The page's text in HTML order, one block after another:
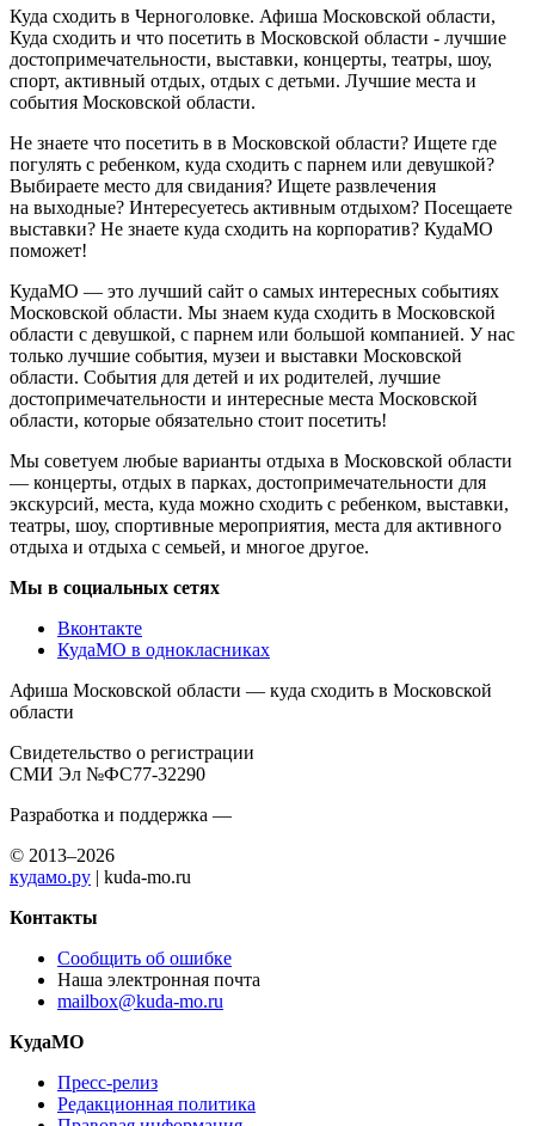
Куда сходить в Черноголовке. Афиша Московской области,
Куда сходить и что посетить в Московской области - лучшие
достопримечательности, выставки, концерты, театры, шоу,
спорт, активный отдых, отдых с детьми. Лучшие места и
события Московской области.
Не знаете что посетить в в Московской области? Ищете где
погулять с ребенком, куда сходить с парнем или девушкой?
Выбираете место для свидания? Ищете развлечения
на выходные? Интересуетесь активным отдыхом? Посещаете
выставки? Не знаете куда сходить на корпоратив? КудаМО
поможет!
КудаМО — это лучший сайт о самых интересных событиях
Московской области. Мы знаем куда сходить в Московской
области с девушкой, с парнем или большой компанией. У нас
только лучшие события, музеи и выставки Московской
области. События для детей и их родителей, лучшие
достопримечательности и интересные места Московской
области, которые обязательно стоит посетить!
Мы советуем любые варианты отдыха в Московской области
— концерты, отдых в парках, достопримечательности для
экскурсий, места, куда можно сходить с ребенком, выставки,
театры, шоу, спортивные мероприятия, места для активного
отдыха и отдыха с семьей, и многое другое.
Мы в социальных сетях
Вконтакте
КудаМО в однокласниках
Афиша Московской области — куда сходить в Московской
области
Свидетельство о регистрации
СМИ Эл №ФС77-32290
Разработка и поддержка —
© 2013–2026
кудамо.ру | kuda-mo.ru
Контакты
Сообщить об ошибке
Наша электронная почта
mailbox@kuda-mo.ru
КудаМО
Пресс-релиз
Редакционная политика